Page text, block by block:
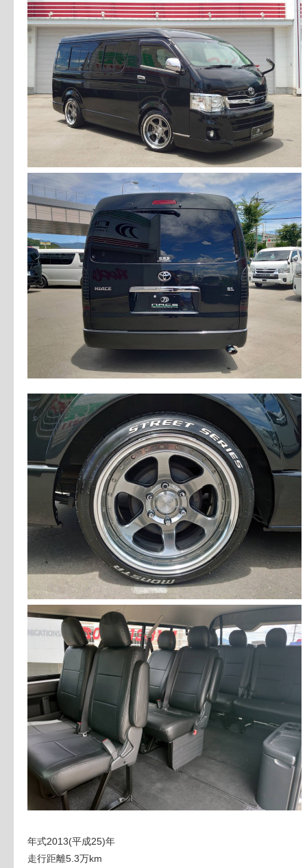
年式2013(平成25)年
走行距離5.3万km